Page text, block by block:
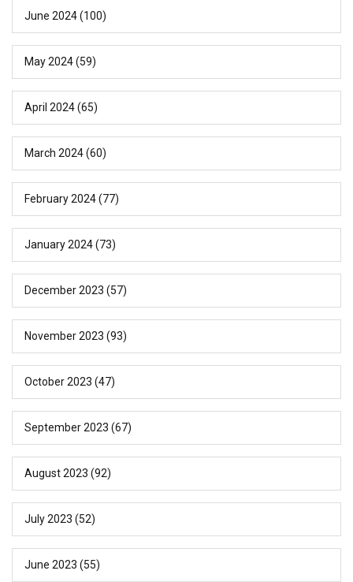
June 2024(100)
May 2024(59)
April 2024(65)
March 2024(60)
February 2024(77)
January 2024(73)
December 2023 (57)
November 2023 (93)
October 2023 (47)
September 2023 (67)
August 2023 (92)
July 2023 (52)
June 2023 (55)